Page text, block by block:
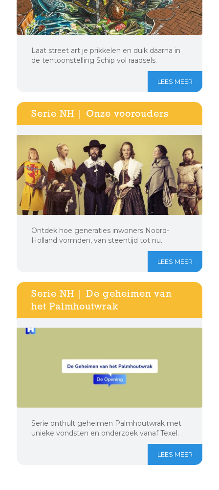
Laat street art je prikkelen en duik daarna in
de tentoonstelling Schip vol raadsels.
LEES MEER
Serie NH | Onze voorouders
Ontdek hoe generaties inwoners Noord-
Holland vormden, van steentijd tot nu.
LEES MEER
Serie NH | De geheimen van
het Palmhoutwrak
Serie onthult geheimen Palmhoutwrak met
unieke vondsten en onderzoek vanaf Texel.
LEES MEER